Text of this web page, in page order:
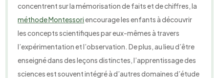
concentrent sur la mémorisation de faits et de chiffres, la
méthode Montessoriencourage les enfants à découvrir
les concepts scientifiques par eux-mêmes à travers
l’expérimentation et l’observation. De plus, au lieu d’être
enseigné dans des leçons distinctes, l’apprentissage des
sciences est souvent intégré à d’autres domaines d’étude